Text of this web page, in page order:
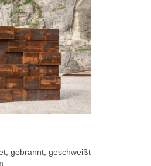
gebrannt, geschweißt